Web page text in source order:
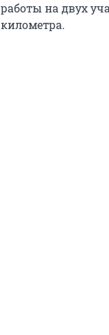
работы на двух
километра.